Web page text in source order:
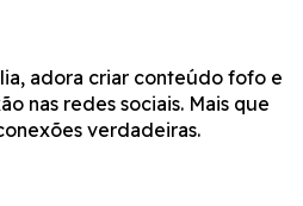
adora criar conteúdo fofo e
nas redes sociais. Mais que
verdadeiras.